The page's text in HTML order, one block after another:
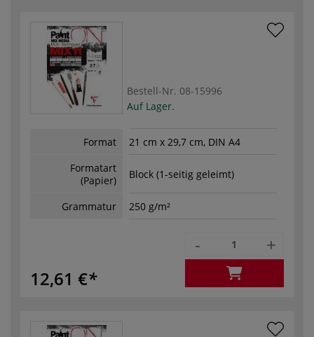
Bestell-Nr. 08-15996
Auf Lager.
Format
21 cm x 29,7 cm, DIN A4
Formatart
(Papier)
Block (1-seitig geleimt)
Grammatur 250 g/m²
12,61 €
- +